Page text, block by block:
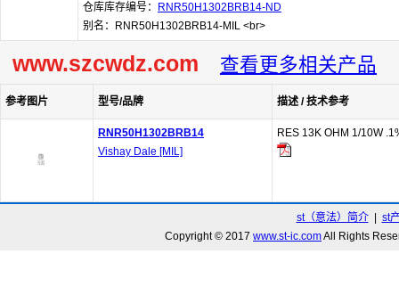
仓库库存编号：
RNR50H1302BRB14-ND
别名：RNR50H1302BRB14-MIL <br>
www.szcwdz.com 查看更多相关产品
参考图片 型号/品牌 描述 / 技术参考
RNR50H1302BRB14
Vishay Dale [MIL]
RES 13K OHM 1/10W
st（意法）简介| st
Copyright © 2017 www.st-ic.comAll Rights